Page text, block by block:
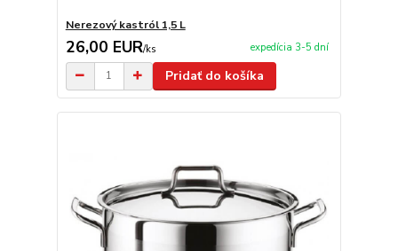
Nerezový kastról 1,5 L
26,00 EUR/ks expedícia 3-5 dní
Pridať do košíka